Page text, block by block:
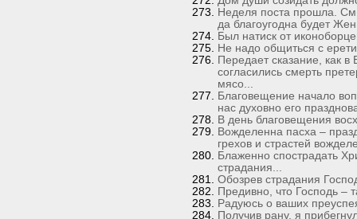
Неделя поста прошла.
да благоугодна будет
Был натиск от
Не надо общиться с
Передает сказание, как
согласились смерть
мясо...
Благовещение начало
нас духовно его
В день благовещения
Вожделенна пасха –
грехов и страстей
Блаженно спострадать
страдания...
Обозрев страдания
Предивно, что Господь –
Радуюсь о ваших
Получив рану, я